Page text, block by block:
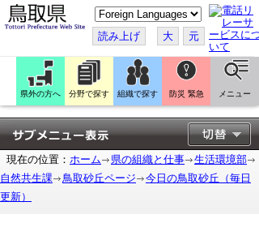
こ
の
ペ
ー
ジ
翻
訳
す
る
読み上げ 大 元
県外の方へ 分野で探す 組織で探す 防災 緊急 メニュー
現在の位置： ホーム 県の組織と仕事
生活環境部
自然共生課
鳥取砂丘ページ
今日の鳥取砂丘（毎日
更新）